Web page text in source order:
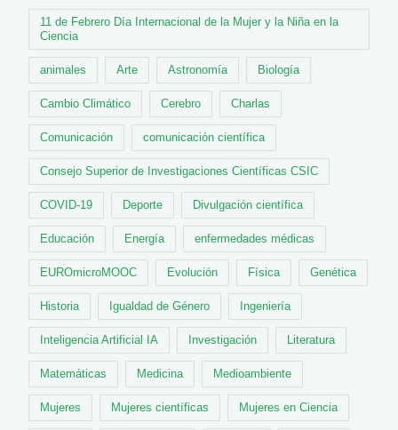
11 de Febrero Día Internacional de la Mujer y la Niña en la
Ciencia
animales Arte Astronomía Biología
Cambio Climático Cerebro Charlas
Comunicación comunicación científica
Consejo Superior de Investigaciones Científicas CSIC
COVID-19 Deporte Divulgación científica
Educación Energía enfermedades médicas
EUROmicroMOOC Evolución Física Genética
Historia Igualdad de Género Ingeniería
Inteligencia Artificial IA Investigación Literatura
Matemáticas Medicina Medioambiente
Mujeres Mujeres científicas Mujeres en Ciencia